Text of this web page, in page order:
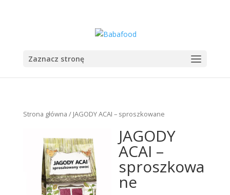
Zaznacz stronę
Strona główna / JAGODY ACAI – sproszkowane
JAGODY
ACAI –
sproszkowa
ne